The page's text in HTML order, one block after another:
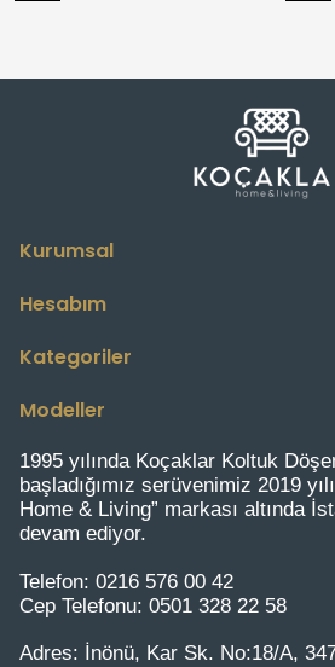
Kurumsal
Hesabım
Kategoriler
Modeller
1995 yılında Koçaklar Koltuk
başladığımız serüvenimiz 2019
Home & Living” markası altında
devam ediyor.
Telefon: 0216 576 00 42
Cep Telefonu: 0501 328 22 58
Adres: İnönü, Kar Sk. No:18/A,